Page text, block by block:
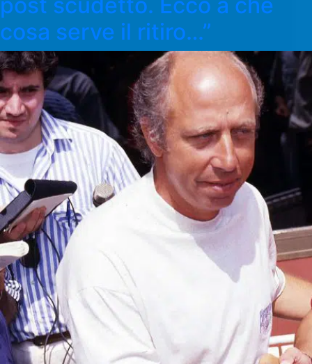
cosa serve il ritiro…”